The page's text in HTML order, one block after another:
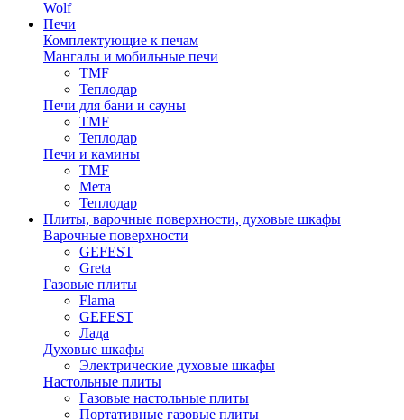
Wolf
Печи
Комплектующие к печам
Мангалы и мобильные печи
TMF
Теплодар
Печи для бани и сауны
TMF
Теплодар
Печи и камины
TMF
Мета
Теплодар
Плиты, варочные поверхности, духовые шкафы
Варочные поверхности
GEFEST
Greta
Газовые плиты
Flama
GEFEST
Лада
Духовые шкафы
Электрические духовые шкафы
Настольные плиты
Газовые настольные плиты
Портативные газовые плиты